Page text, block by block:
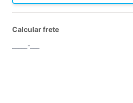
Calcular frete